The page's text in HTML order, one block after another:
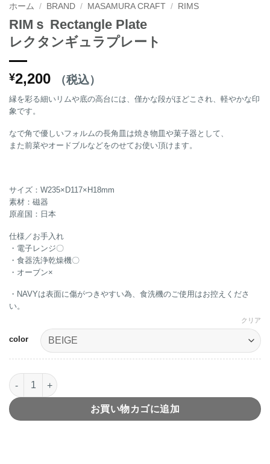
ホーム / BRAND / MASAMURA CRAFT / RIMS
RIMｓ Rectangle Plate
レクタンギュラプレート
¥2,200 （税込）
縁を彩る細いリムや底の高台には、僅かな段がほどこされ、軽やかな印
象です。
なで角で優しいフォルムの長角皿は焼き物皿や菓子器として、
また前菜やオードブルなどをのせてお使い頂けます。
サイズ：W235×D117×H18mm
素材：磁器
原産国：日本
仕様／お手入れ
・電子レンジ〇
・食器洗浄乾燥機〇
・オーブン×
・NAVYは表面に傷がつきやすい為、食洗機のご使用はお控えくださ
い。
color
クリア
RIMｓ Rectangle Plate レクタンギュラプレート個
お買い物カゴに追加